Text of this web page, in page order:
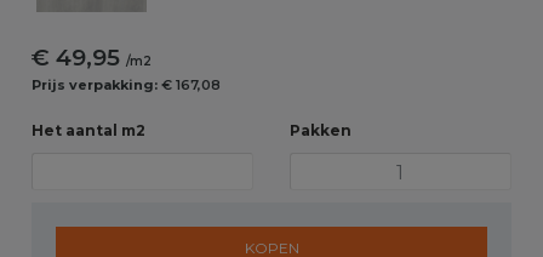
€ 49,95/m2
Prijs verpakking: € 167,08
Het aantal m2 Pakken
KOPEN